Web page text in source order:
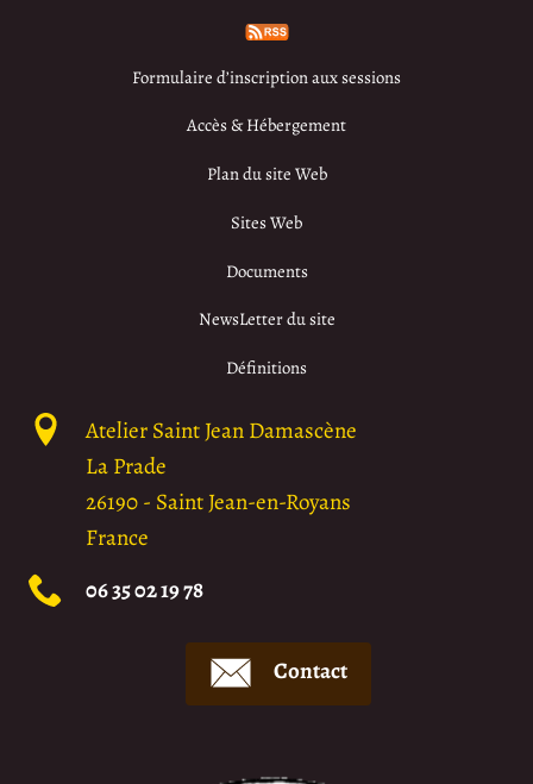
Formulaire d’inscription aux sessions
Accès & Hébergement
Plan du site Web
Sites Web
Documents
NewsLetter du site
Définitions
Atelier Saint Jean Damascène
La Prade
26190- Saint Jean-en-Royans
France
06 35 02 19 78
Contact